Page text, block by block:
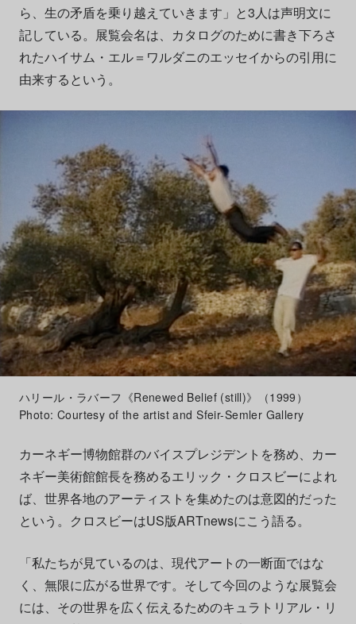
ら、生の矛盾を乗り越えていきます」と3人は声明文に
記している。展覧会名は、カタログのために書き下ろさ
れたハイサム・エル＝ワルダニのエッセイからの引用に
由来するという。
ハリール・ラバーフ《Renewed Belief (still)》（1999）
Photo: Courtesy of the artist and Sfeir-Semler Gallery
カーネギー博物館群のバイスプレジデントを務め、カー
ネギー美術館館長を務めるエリック・クロスビーによれ
ば、世界各地のアーティストを集めたのは意図的だった
という。クロスビーはUS版ARTnewsにこう語る。
「私たちが見ているのは、現代アートの一断面ではな
く、無限に広がる世界です。そして今回のような展覧会
には、その世界を広く伝えるためのキュラトリアル・リ